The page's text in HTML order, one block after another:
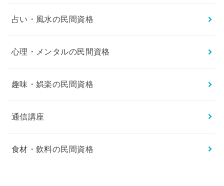
占い・風水の民間資格
心理・メンタルの民間資格
趣味・娯楽の民間資格
通信講座
食材・飲料の民間資格